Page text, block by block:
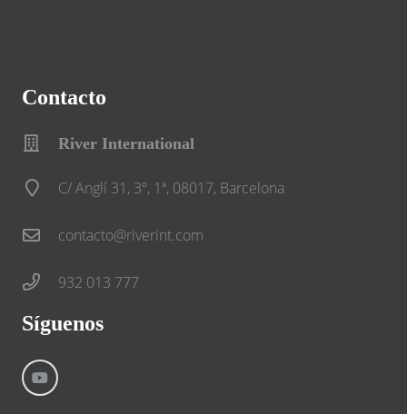
Contacto
River International
C/ Anglí 31, 3º, 1ª, 08017, Barcelona
contacto@riverint.com
932 013 777
Síguenos